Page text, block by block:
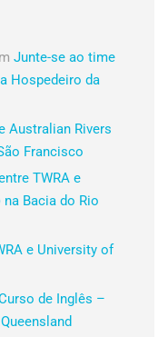
Junte-se ao time
Hospedeiro da
Australian Rivers
Francisco
TWRA e
Bacia do Rio
e University of
de Inglês –